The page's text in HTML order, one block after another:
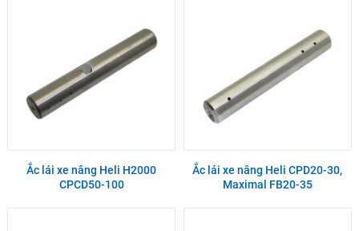
Ắc lái xe nâng Heli H2000
CPCD50-100
Ắc lái xe nâng Heli CPD20-30,
Maximal FB20-35